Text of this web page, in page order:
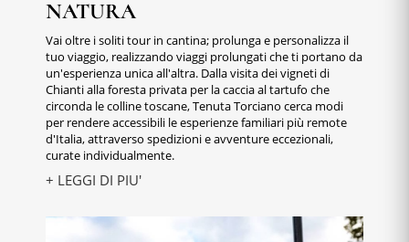
NATURA
Vai oltre i soliti tour in cantina; prolunga e personalizza il
tuo viaggio, realizzando viaggi prolungati che ti portano da
un'esperienza unica all'altra. Dalla visita dei vigneti di
Chianti alla foresta privata per la caccia al tartufo che
circonda le colline toscane, Tenuta Torciano cerca modi
per rendere accessibili le esperienze familiari più remote
d'Italia, attraverso spedizioni e avventure eccezionali,
curate individualmente.
+ LEGGI DI PIU'